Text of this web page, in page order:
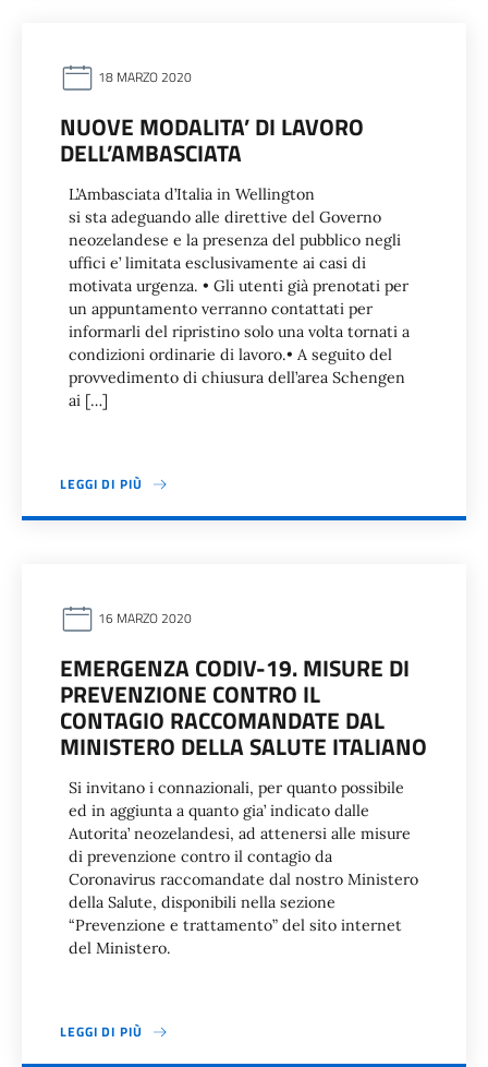
18 MARZO 2020
NUOVE MODALITA’ DI LAVORO
DELL’AMBASCIATA
L’Ambasciata d’Italia in Wellington
si sta adeguando alle direttive del Governo
neozelandese e la presenza del pubblico negli
uffici e’ limitata esclusivamente ai casi di
motivata urgenza. • Gli utenti già prenotati per
un appuntamento verranno contattati per
informarli del ripristino solo una volta tornati a
condizioni ordinarie di lavoro.• A seguito del
provvedimento di chiusura dell’area Schengen
ai […]
LEGGI DI PIÙ
16 MARZO 2020
EMERGENZA CODIV-19. MISURE DI
PREVENZIONE CONTRO IL
CONTAGIO RACCOMANDATE DAL
MINISTERO DELLA SALUTE ITALIANO
Si invitano i connazionali, per quanto possibile
ed in aggiunta a quanto gia’ indicato dalle
Autorita’ neozelandesi, ad attenersi alle misure
di prevenzione contro il contagio da
Coronavirus raccomandate dal nostro Ministero
della Salute, disponibili nella sezione
“Prevenzione e trattamento” del sito internet
del Ministero.
LEGGI DI PIÙ